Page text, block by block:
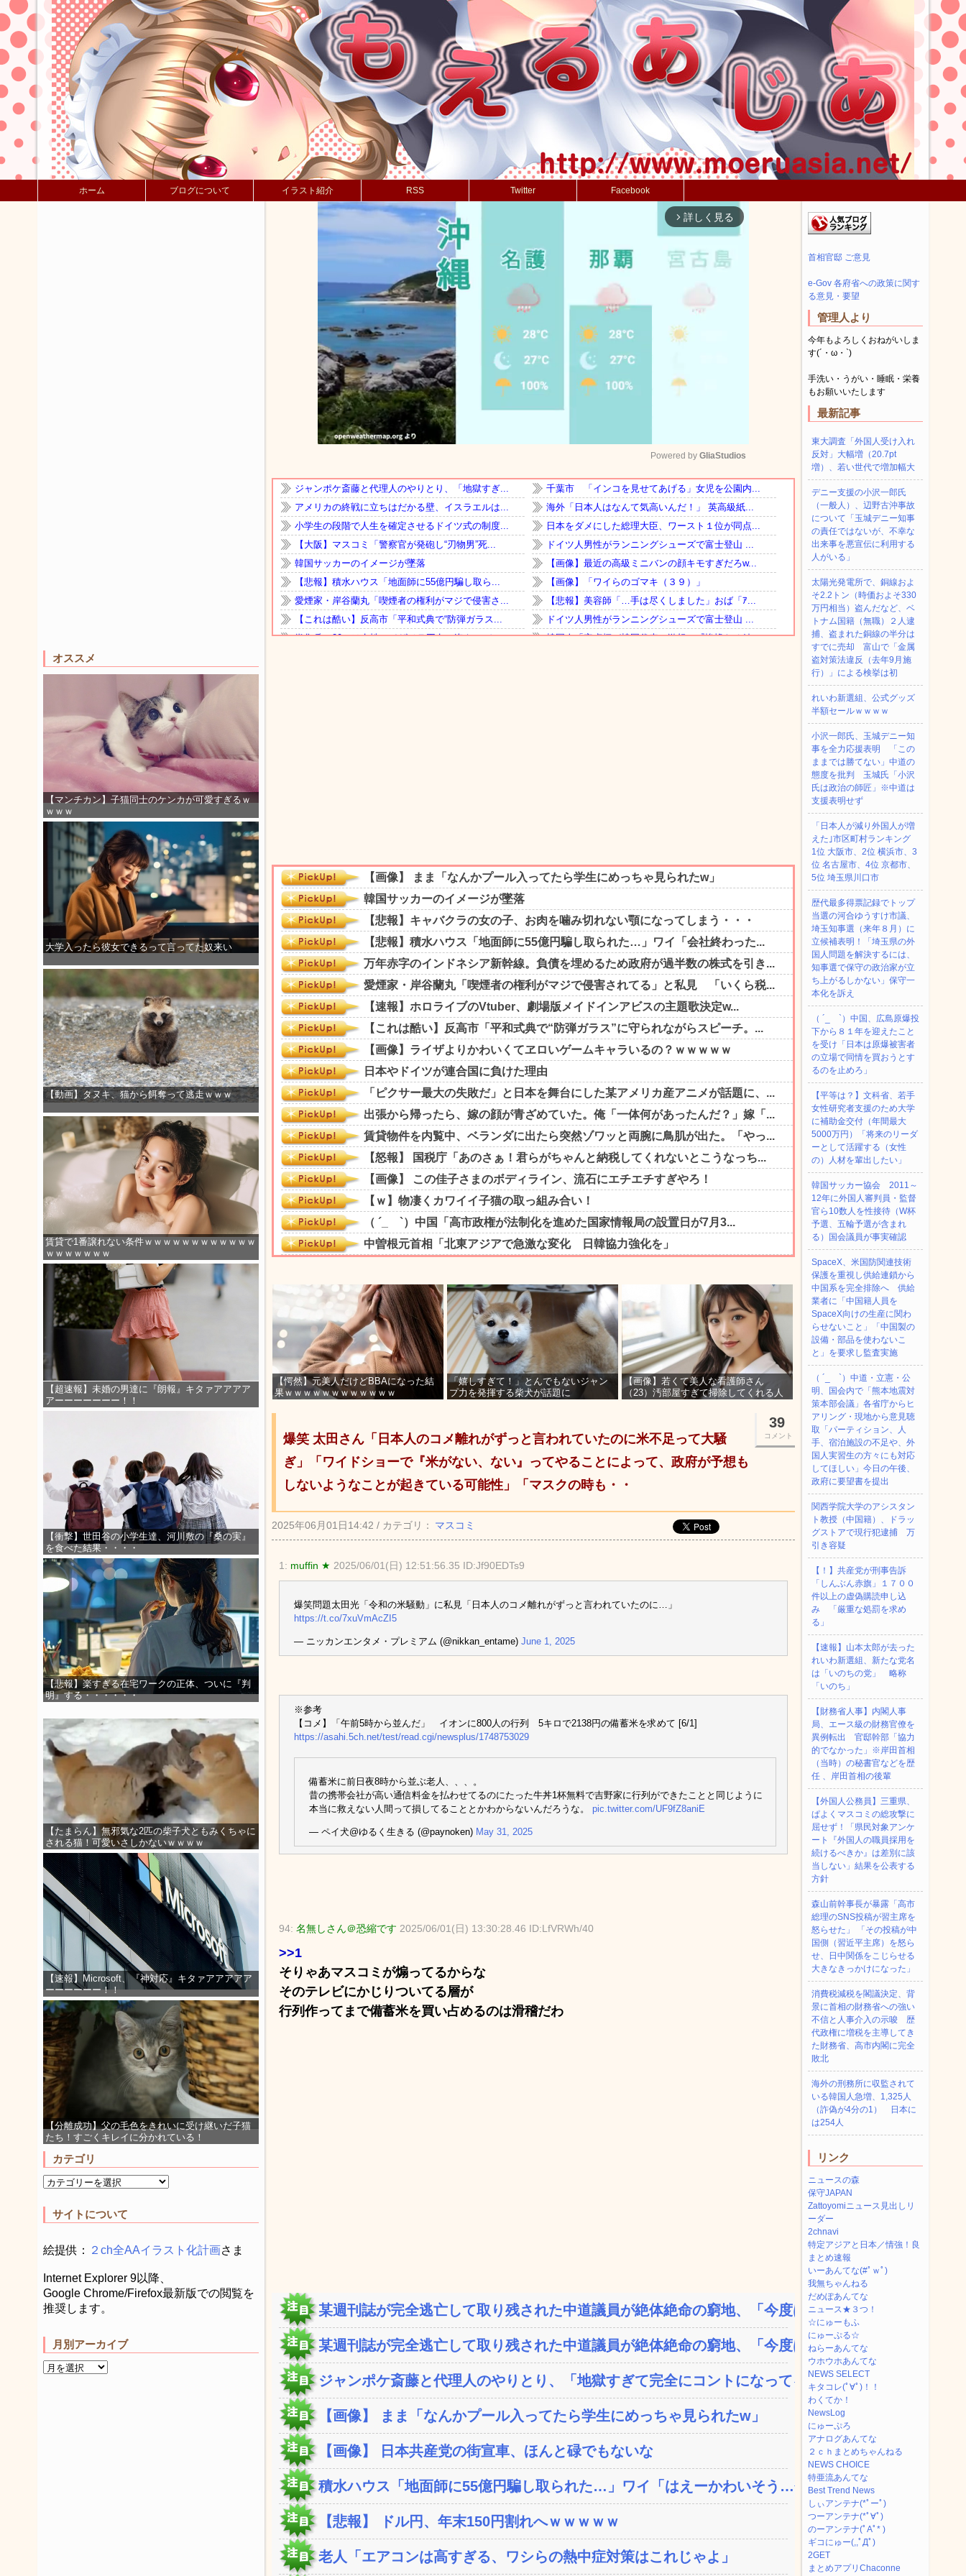
ホーム ブログについて イラスト紹介 RSS Twitter Facebook
オススメ
【マンチカン】子猫同士のケンカが可愛すぎるｗ
ｗｗｗ
大学入ったら彼女できるって言ってた奴来い
【動画】タヌキ、猫から餌奪って逃走ｗｗｗ
賃貸で1番譲れない条件ｗｗｗｗｗｗｗｗｗｗｗｗ
ｗｗｗｗｗｗｗ
【超速報】未婚の男達に『朗報』キタァアアアア
アーーーーーーー！！
【衝撃】世田谷の小学生達、河川敷の『桑の実』
を食べた結果・・・・
【悲報】楽すぎる在宅ワークの正体、ついに『判
明』する・・・・・・
【たまらん】無邪気な2匹の柴子犬ともみくちゃに
される猫！可愛いさしかないｗｗｗｗ
【速報】Microsoft、『神対応』キタァアアアアア
ーーーーーー！！
【分離成功】父の毛色をきれいに受け継いだ子猫
たち！すごくキレイに分かれている！
カテゴリ
サイトについて
絵提供： ２ch全AAイラスト化計画さま
Internet Explorer 9以降、
Google Chrome/Firefox最新版での閲覧を
推奨します。
月別アーカイブ
arrow_forward_ios 詳しく見る
Mute
Powered by GliaStudios
【愕然】元美人だけどBBAになった結
果ｗｗｗｗｗｗｗｗｗｗｗｗ
「嬉しすぎて！」とんでもないジャン
プ力を発揮する柴犬が話題に
【画像】若くて美人な看護師さん
（23）汚部屋すぎて掃除してくれる人
39
コメント
爆笑 太田さん「日本人のコメ離れがずっと言われていたのに米不足って大騒
ぎ」「ワイドショーで『米がない、ない』ってやることによって、政府が予想も
しないようなことが起きている可能性」「マスクの時も・・
2025年06月01日14:42 / カテゴリ： マスコミ
1: muffin ★ 2025/06/01(日) 12:51:56.35 ID:Jf90EDTs9
爆笑問題太田光「令和の米騒動」に私見「日本人のコメ離れがずっと言われていたのに…」
https://t.co/7xuVmAcZI5
— ニッカンエンタメ・プレミアム (@nikkan_entame) June 1, 2025
※参考
【コメ】「午前5時から並んだ」 イオンに800人の行列 5キロで2138円の備蓄米を求めて [6/1]
https://asahi.5ch.net/test/read.cgi/newsplus/1748753029
備蓄米に前日夜8時から並ぶ老人、、、。
昔の携帯会社が高い通信料金を払わせてるのにたった牛丼1杯無料で吉野家に行列ができたことと同じように
本当に救えない人間って損してることとかわからないんだろうな。 pic.twitter.com/UF9fZ8aniE
— ペイ犬@ゆるく生きる (@paynoken) May 31, 2025
94: 名無しさん＠恐縮です 2025/06/01(日) 13:30:28.46 ID:LfVRWh/40
>>1
そりゃあマスコミが煽ってるからな
そのテレビにかじりついてる層が
行列作ってまで備蓄米を買い占めるのは滑稽だわ
某週刊誌が完全逃亡して取り残された中道議員が絶体絶命の窮地、「今度は宏...
某週刊誌が完全逃亡して取り残された中道議員が絶体絶命の窮地、「今度は宏...
ジャンポケ斎藤と代理人のやりとり、「地獄すぎて完全にコントになってる…...
【画像】 まま「なんかプール入ってたら学生にめっちゃ見られたw」
【画像】 日本共産党の街宣車、ほんと碌でもないな
積水ハウス「地面師に55億円騙し取られた…」ワイ「はえーかわいそう…会...
【悲報】 ドル円、年末150円割れへｗｗｗｗｗ
老人「エアコンは高すぎる、ワシらの熱中症対策はこれじゃよ」
首相官邸 ご意見
e-Gov 各府省への政策に関す
る意見・要望
管理人より
今年もよろしくおねがいしま
す(´・ω・`)
手洗い・うがい・睡眠・栄養
もお願いいたします
最新記事
東大調査「外国人受け入れ
反対」大幅増（20.7pt
増）、若い世代で増加幅大
デニー支援の小沢一郎氏
（一般人）、辺野古沖事故
について「玉城デニー知事
の責任ではないが、不幸な
出来事を悪宣伝に利用する
人がいる」
太陽光発電所で、銅線およ
そ2.2トン（時価およそ330
万円相当）盗んだなど、ベ
トナム国籍（無職）２人逮
捕、盗まれた銅線の半分は
すでに売却 富山で「金属
盗対策法違反（去年9月施
行）」による検挙は初
れいわ新選組、公式グッズ
半額セールｗｗｗｗ
小沢一郎氏、玉城デニー知
事を全力応援表明 「この
ままでは勝てない」中道の
態度を批判 玉城氏「小沢
氏は政治の師匠」※中道は
支援表明せず
「日本人が減り外国人が増
えた｣市区町村ランキング
1位 大阪市、2位 横浜市、3
位 名古屋市、4位 京都市、
5位 埼玉県川口市
歴代最多得票記録でトップ
当選の河合ゆうすけ市議、
埼玉知事選（来年８月）に
立候補表明！「埼玉県の外
国人問題を解決するには、
知事選で保守の政治家が立
ち上がるしかない」保守一
本化を訴え
（ ´_ゝ`）中国、広島原爆投
下から８１年を迎えたこと
を受け「日本は原爆被害者
の立場で同情を買おうとす
るのを止めろ」
【平等は？】文科省、若手
女性研究者支援のため大学
に補助金交付（年間最大
5000万円）「将来のリーダ
ーとして活躍する（女性
の）人材を輩出したい」
韓国サッカー協会 2011～
12年に外国人審判員・監督
官ら10数人を性接待（W杯
予選、五輪予選が含まれ
る）国会議員が事実確認
SpaceX、米国防関連技術
保護を重視し供給連鎖から
中国系を完全排除へ 供給
業者に「中国籍人員を
SpaceX向けの生産に関わ
らせないこと」「中国製の
設備・部品を使わないこ
と」を要求し監査実施
（ ´_ゝ`）中道・立憲・公
明、国会内で「熊本地震対
策本部会議」各省庁からヒ
アリング・現地から意見聴
取「パーティション、人
手、宿泊施設の不足や、外
国人実習生の方々にも対応
してほしい」今日の午後、
政府に要望書を提出
関西学院大学のアシスタン
ト教授（中国籍）、ドラッ
グストアで現行犯逮捕 万
引き容疑
【！】共産党が刑事告訴
「しんぶん赤旗」１７００
件以上の虚偽購読申し込
み 「厳重な処罰を求め
る」
【速報】山本太郎が去った
れいわ新選組、新たな党名
は「いのちの党」 略称
「いのち」
【財務省人事】内閣人事
局、エース級の財務官僚を
異例転出 官邸幹部「協力
的でなかった」※岸田首相
（当時）の秘書官などを歴
任 、岸田首相の後輩
【外国人公務員】三重県、
ぱよくマスコミの総攻撃に
屈せず！「県民対象アンケ
ート『外国人の職員採用を
続けるべきか』は差別に該
当しない」結果を公表する
方針
森山前幹事長が暴露「高市
総理のSNS投稿が習主席を
怒らせた」 「その投稿が中
国側（習近平主席）を怒ら
せ、日中関係をこじらせる
大きなきっかけになった」
消費税減税を閣議決定、背
景に首相の財務省への強い
不信と人事介入の示唆 歴
代政権に増税を主導してき
た財務省、高市内閣に完全
敗北
海外の刑務所に収監されて
いる韓国人急増、1,325人
（詐偽が4分の1） 日本に
は254人
リンク
ニュースの森
保守JAPAN
Zattoyomiニュース見出しリ
ーダー
2chnavi
特定アジアと日本／情強！良
まとめ速報
いーあんてな(#ﾟｗﾟ)
我無ちゃんねる
だめぽあんてな
ニュース★３つ！
☆にゅーもふ
にゅーぷる☆
ねらーあんてな
ウホウホあんてな
NEWS SELECT
キタコレ(ﾟ∀ﾟ)！！
わくてか！
NewsLog
にゅーぷろ
アナログあんてな
２ｃｈまとめちゃんねる
NEWS CHOICE
特亜流あんてな
Best Trend News
しぃアンテナ(*ﾟーﾟ)
つーアンテナ(*ﾟ∀ﾟ)
のーアンテナ(ﾟAﾟ* )
ギコにゅー(,,ﾟДﾟ)
2GET
まとめアプリChaconne